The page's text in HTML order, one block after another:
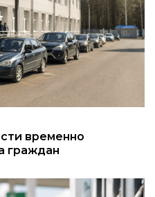
временно
граждан